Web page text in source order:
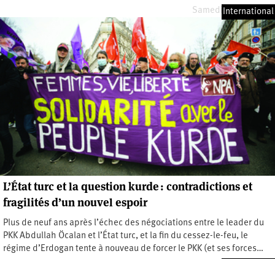
Samedi 12 avril 2025
International
L’État turc et la question kurde : contradictions et
fragilités d’un nouvel espoir
Plus de neuf ans après l’échec des négociations entre le leader du
PKK Abdullah Öcalan et l’État turc, et la fin du cessez-le-feu, le
régime d’Erdogan tente à nouveau de forcer le PKK (et ses forces…